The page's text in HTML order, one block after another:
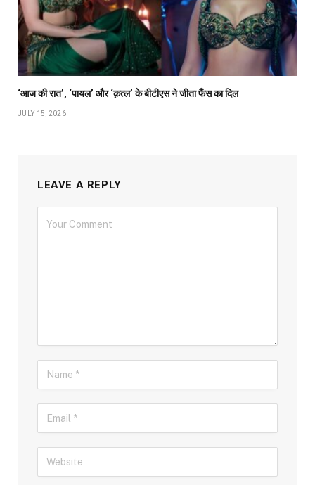
‘आज की रात’, ‘पायल’ और ‘क़त्ल’ के बीटीएस ने जीता फैंस का दिल
JULY 15, 2026
LEAVE A REPLY